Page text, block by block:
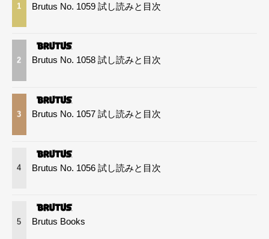
1 Brutus No. 1059 試し読みと目次
2 Brutus No. 1058 試し読みと目次
3 Brutus No. 1057 試し読みと目次
4 Brutus No. 1056 試し読みと目次
5 Brutus Books